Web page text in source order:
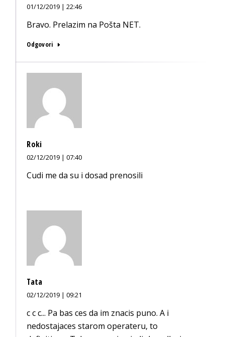
01/12/2019 | 22:46
Bravo. Prelazim na Pošta NET.
Odgovori
Roki
02/12/2019 | 07:40
Cudi me da su i dosad prenosili
Tata
02/12/2019 | 09:21
c c c... Pa bas ces da im znacis puno. A i
nedostajaces starom operateru, to